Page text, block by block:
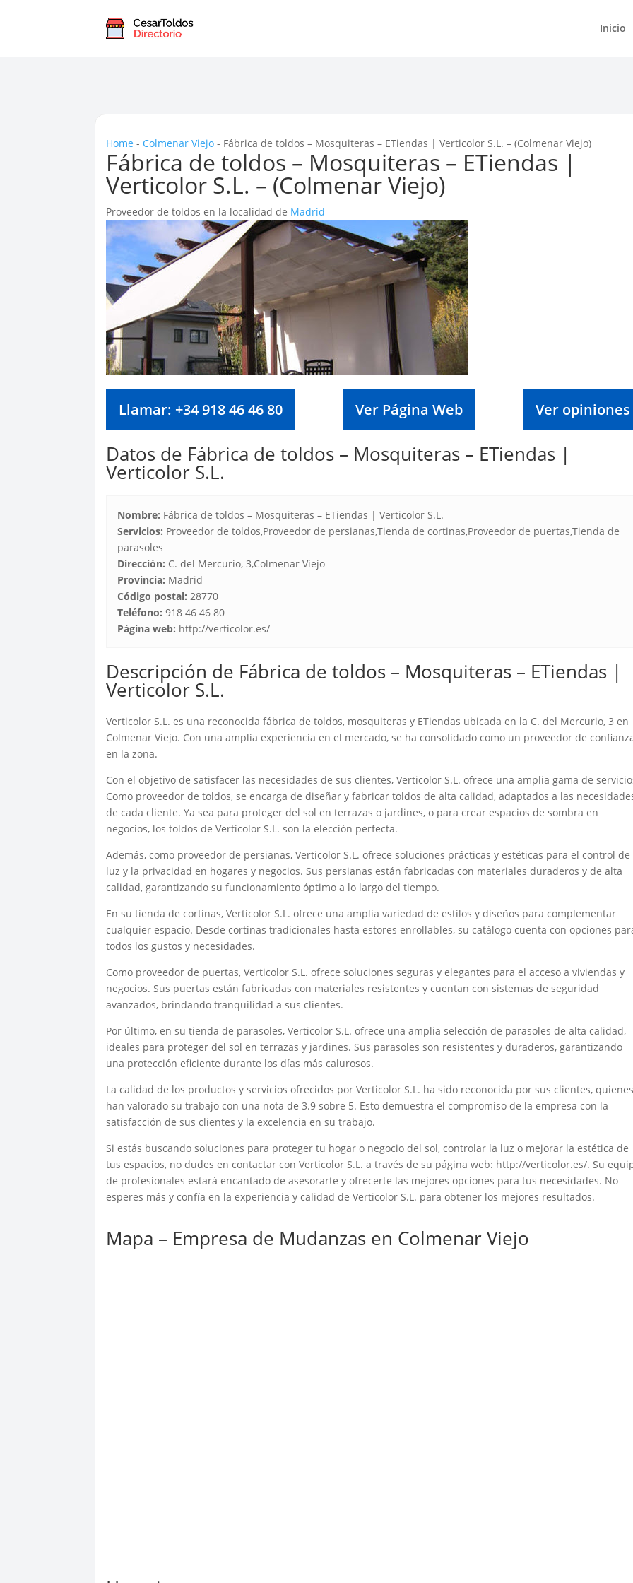
Inicio
Home - Colmenar Viejo - Fábrica de toldos – Mosquiteras – ETiendas | Verticolor S.L. – (Colmenar Viejo)
Fábrica de toldos – Mosquiteras – ETiendas |
Verticolor S.L. – (Colmenar Viejo)
Proveedor de toldos en la localidad de Madrid
Llamar: +34 918 46 46 80 Ver Página Web Ver opiniones
Datos de Fábrica de toldos – Mosquiteras – ETiendas |
Verticolor S.L.
Nombre: Fábrica de toldos – Mosquiteras – ETiendas | Verticolor S.L.
Servicios: Proveedor de toldos,Proveedor de persianas,Tienda de cortinas,Proveedor de puertas,Tienda de
parasoles
Dirección: C. del Mercurio, 3,Colmenar Viejo
Provincia: Madrid
Código postal: 28770
Teléfono: 918 46 46 80
Página web: http://verticolor.es/
Descripción de Fábrica de toldos – Mosquiteras – ETiendas |
Verticolor S.L.
Verticolor S.L. es una reconocida fábrica de toldos, mosquiteras y ETiendas ubicada en la C. del Mercurio, 3 en
Colmenar Viejo. Con una amplia experiencia en el mercado, se ha consolidado como un proveedor de
en la zona.
Con el objetivo de satisfacer las necesidades de sus clientes, Verticolor S.L. ofrece una amplia gama de
Como proveedor de toldos, se encarga de diseñar y fabricar toldos de alta calidad, adaptados a las
de cada cliente. Ya sea para proteger del sol en terrazas o jardines, o para crear espacios de sombra en
negocios, los toldos de Verticolor S.L. son la elección perfecta.
Además, como proveedor de persianas, Verticolor S.L. ofrece soluciones prácticas y estéticas para el control de
luz y la privacidad en hogares y negocios. Sus persianas están fabricadas con materiales duraderos y de alta
calidad, garantizando su funcionamiento óptimo a lo largo del tiempo.
En su tienda de cortinas, Verticolor S.L. ofrece una amplia variedad de estilos y diseños para complementar
cualquier espacio. Desde cortinas tradicionales hasta estores enrollables, su catálogo cuenta con opciones
todos los gustos y necesidades.
Como proveedor de puertas, Verticolor S.L. ofrece soluciones seguras y elegantes para el acceso a viviendas y
negocios. Sus puertas están fabricadas con materiales resistentes y cuentan con sistemas de seguridad
avanzados, brindando tranquilidad a sus clientes.
Por último, en su tienda de parasoles, Verticolor S.L. ofrece una amplia selección de parasoles de alta calidad,
ideales para proteger del sol en terrazas y jardines. Sus parasoles son resistentes y duraderos, garantizando
una protección eficiente durante los días más calurosos.
La calidad de los productos y servicios ofrecidos por Verticolor S.L. ha sido reconocida por sus clientes,
han valorado su trabajo con una nota de 3.9 sobre 5. Esto demuestra el compromiso de la empresa con la
satisfacción de sus clientes y la excelencia en su trabajo.
Si estás buscando soluciones para proteger tu hogar o negocio del sol, controlar la luz o mejorar la estética de
tus espacios, no dudes en contactar con Verticolor S.L. a través de su página web: http://verticolor.es/. Su
de profesionales estará encantado de asesorarte y ofrecerte las mejores opciones para tus necesidades. No
esperes más y confía en la experiencia y calidad de Verticolor S.L. para obtener los mejores resultados.
Mapa – Empresa de Mudanzas en Colmenar Viejo